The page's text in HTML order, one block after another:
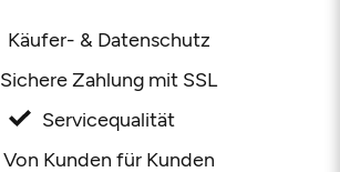
Käufer- & Datenschutz
Sichere Zahlung mit SSL
Servicequalität
Von Kunden für Kunden